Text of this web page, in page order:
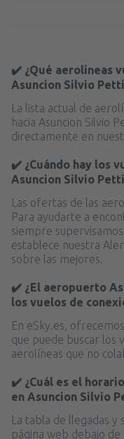
✔️ ¿Qué aerolíneas
Asuncion Silvio
La lista actual de
hacia Asuncion Silvio
directamente en
✔️ ¿Cuándo hay los
Asuncion Silvio
Las ofertas de las
Para ayudarte a
siempre
establece nuestra
sobre las mejores.
✔️ ¿El aeropuerto
los vuelos de
En eSky.es,
que puede buscar los
aerolíneas que no
✔️ ¿Cuál es el
en Asuncion Silvio
La tabla de llegadas y
página web debajo de